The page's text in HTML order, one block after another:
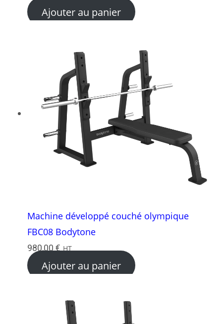
Ajouter au panier
Machine développé couché olympique
FBC08 Bodytone
980,00 € HT
Ajouter au panier